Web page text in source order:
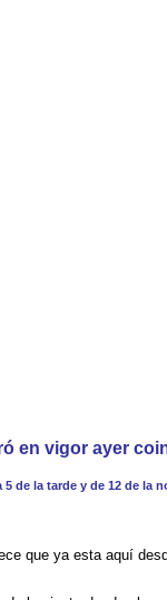
en vigor ayer
de la tarde y de 12 de la
que ya esta aquí